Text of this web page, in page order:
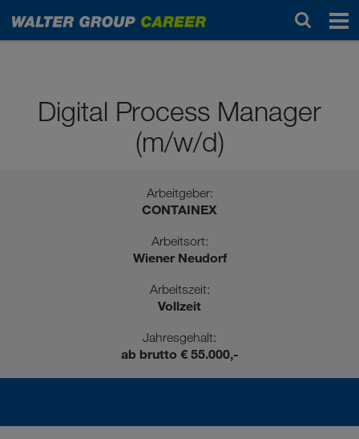
Professionals / Berufserfahrene
Digital Process Manager
(m/w/d)
Arbeitgeber:
CONTAINEX
Arbeitsort:
Wiener Neudorf
Arbeitszeit:
Vollzeit
Jahresgehalt:
ab brutto € 55.000,-